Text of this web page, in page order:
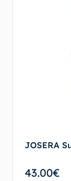
JOSERA
43.00€